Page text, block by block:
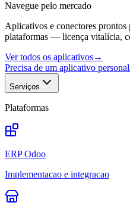
Navegue pelo mercado
Aplicativos e conectores prontos
plataformas — licença vitalícia,
Ver todos os aplicativos→
Precisa de um aplicativo
Serviços
Plataformas
ERP Odoo
Implementacao e integracao